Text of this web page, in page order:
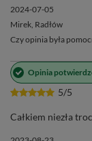
2024-07-05
Mirek, Radłów
Czy opinia była
5/5
Opinia
Całkiem niezła